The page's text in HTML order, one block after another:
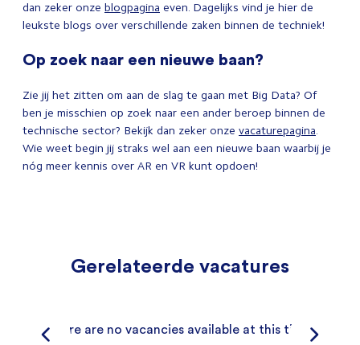
dan zeker onze blogpagina even. Dagelijks vind je hier de
leukste blogs over verschillende zaken binnen de techniek!
Op zoek naar een nieuwe baan?
Zie jij het zitten om aan de slag te gaan met Big Data? Of
ben je misschien op zoek naar een ander beroep binnen de
technische sector? Bekijk dan zeker onze vacaturepagina.
Wie weet begin jij straks wel aan een nieuwe baan waarbij je
nóg meer kennis over AR en VR kunt opdoen!
Gerelateerde vacatures
There are no vacancies available at this time.